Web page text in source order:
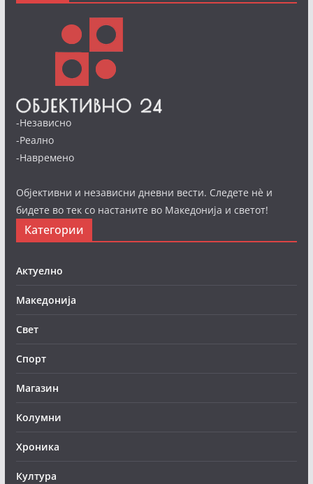
-Независно
-Реално
-Навремено
Објективни и независни дневни вести. Следете нè и
бидете во тек со настаните во Македонија и светот!
Категории
Актуелно
Македонија
Свет
Спорт
Магазин
Колумни
Хроника
Култура